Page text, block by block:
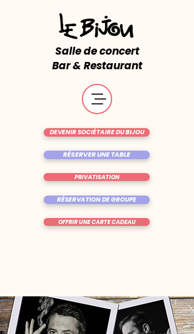
Salle de concert
Bar & Restaurant
RÉSERVER UNE TABLE
OFFRIR UNE CARTE CADEAU
DEVENIR SOCIÉTAIRE DU BIJOU
RÉSERVATION DE GROUPE
PRIVATISATION